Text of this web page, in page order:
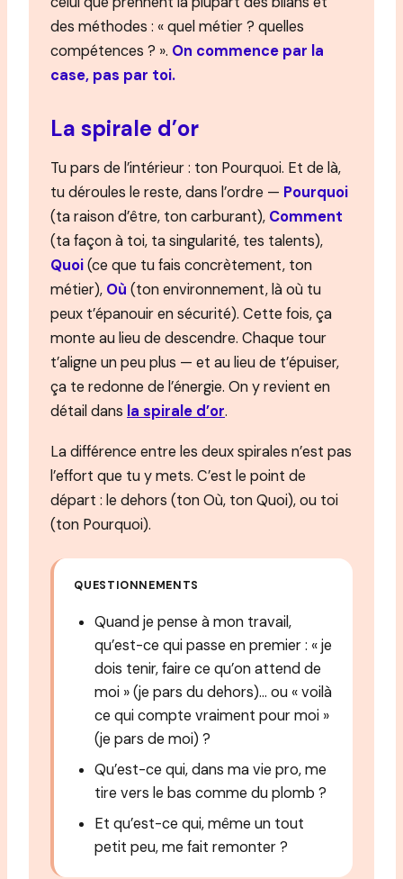
des méthodes : « quel métier ? quelles
compétences ? ». On commence par la
case, pas par toi.
La spirale d’or
Tu pars de l’intérieur : ton Pourquoi. Et de là,
tu déroules le reste, dans l’ordre — Pourquoi
(ta raison d’être, ton carburant), Comment
(ta façon à toi, ta singularité, tes talents),
Quoi(ce que tu fais concrètement, ton
métier), Où (ton environnement, là où tu
peux t’épanouir en sécurité). Cette fois, ça
monte au lieu de descendre. Chaque tour
t’aligne un peu plus — et au lieu de t’épuiser,
ça te redonne de l’énergie. On y revient en
détail dans la spirale d’or.
La différence entre les deux spirales n’est pas
l’effort que tu y mets. C’est le point de
départ : le dehors (ton Où, ton Quoi), ou toi
(ton Pourquoi).
QUESTIONNEMENTS
Quand je pense à mon travail,
qu’est-ce qui passe en premier : « je
dois tenir, faire ce qu’on attend de
moi » (je pars du dehors)… ou « voilà
ce qui compte vraiment pour moi »
(je pars de moi) ?
Qu’est-ce qui, dans ma vie pro, me
tire vers le bas comme du plomb ?
Et qu’est-ce qui, même un tout
petit peu, me fait remonter ?